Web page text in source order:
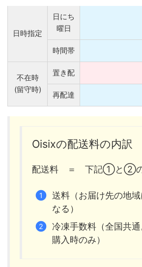
日時指定
日にち
曜日
時間帯
不在時
(留守時)
置き配
再配達
Oisixの配送料の内訳
配送料 ＝ 下記①と②
送料（お届け先の地
なる）
冷凍手数料（全国共
購入時のみ）